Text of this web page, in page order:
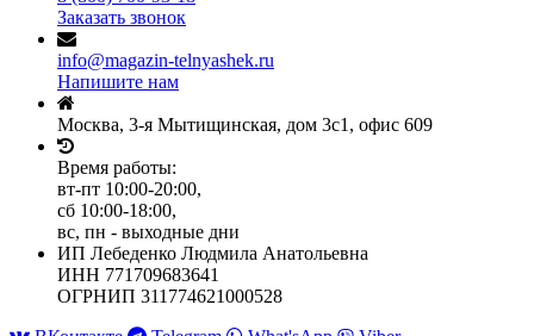
Заказать звонок
info@magazin-telnyashek.ru
Напишите нам
Москва, 3-я Мытищинская, дом 3с1, офис 609
Время работы:
вт-пт 10:00-20:00,
сб 10:00-18:00,
вс, пн - выходные дни
ИП Лебеденко Людмила Анатольевна
ИНН 771709683641
ОГРНИП 311774621000528